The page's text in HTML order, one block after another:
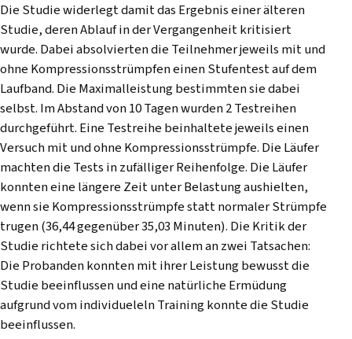
Die Studie widerlegt damit das Ergebnis einerälteren
Studie, deren Ablauf in der Vergangenheit kritisiert
wurde. Dabei absolvierten die Teilnehmer jeweils mit und
ohne Kompressionsstrümpfen einen Stufentest auf dem
Laufband. Die Maximalleistung bestimmten sie dabei
selbst. Im Abstand von 10 Tagen wurden 2 Testreihen
durchgeführt. Eine Testreihe beinhaltete jeweils einen
Versuch mit und ohne Kompressionsstrümpfe. Die Läufer
machten die Tests in zufälliger Reihenfolge. Die Läufer
konnten eine längere Zeit unter Belastung aushielten,
wenn sie Kompressionsstrümpfe statt normaler Strümpfe
trugen (36,44 gegenüber 35,03 Minuten). Die Kritik der
Studie richtete sich dabei vor allem an zwei Tatsachen:
Die Probanden konnten mit ihrer Leistung bewusst die
Studie beeinflussen und eine natürliche Ermüdung
aufgrund vom individueleln Training konnte die Studie
beeinflussen.